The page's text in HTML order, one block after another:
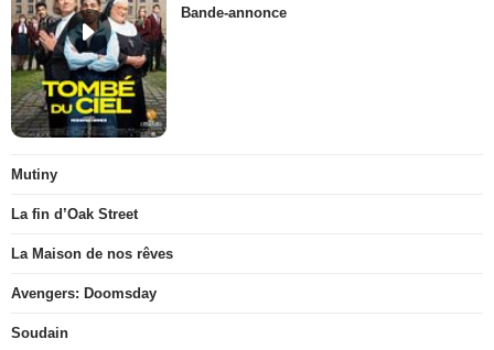
Bande-annonce
Mutiny
La fin d’Oak Street
La Maison de nos rêves
Avengers: Doomsday
Soudain